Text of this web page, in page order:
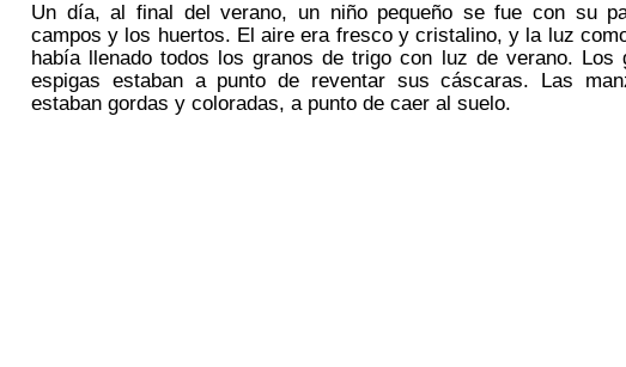
Un día, al final del verano, un niño pequeño se fue con su
campos y los huertos. El aire era fresco y cristalino, y la luz
había llenado todos los granos de trigo con luz de verano. Los
espigas estaban a punto de reventar sus cáscaras. Las
estaban gordas y coloradas, a punto de caer al suelo.